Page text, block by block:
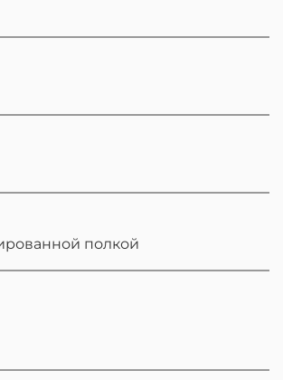
полкой